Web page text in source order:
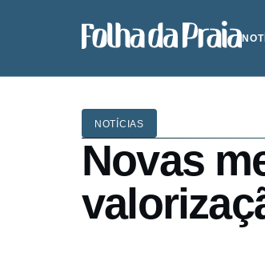
NOTÍCIAS
Novas